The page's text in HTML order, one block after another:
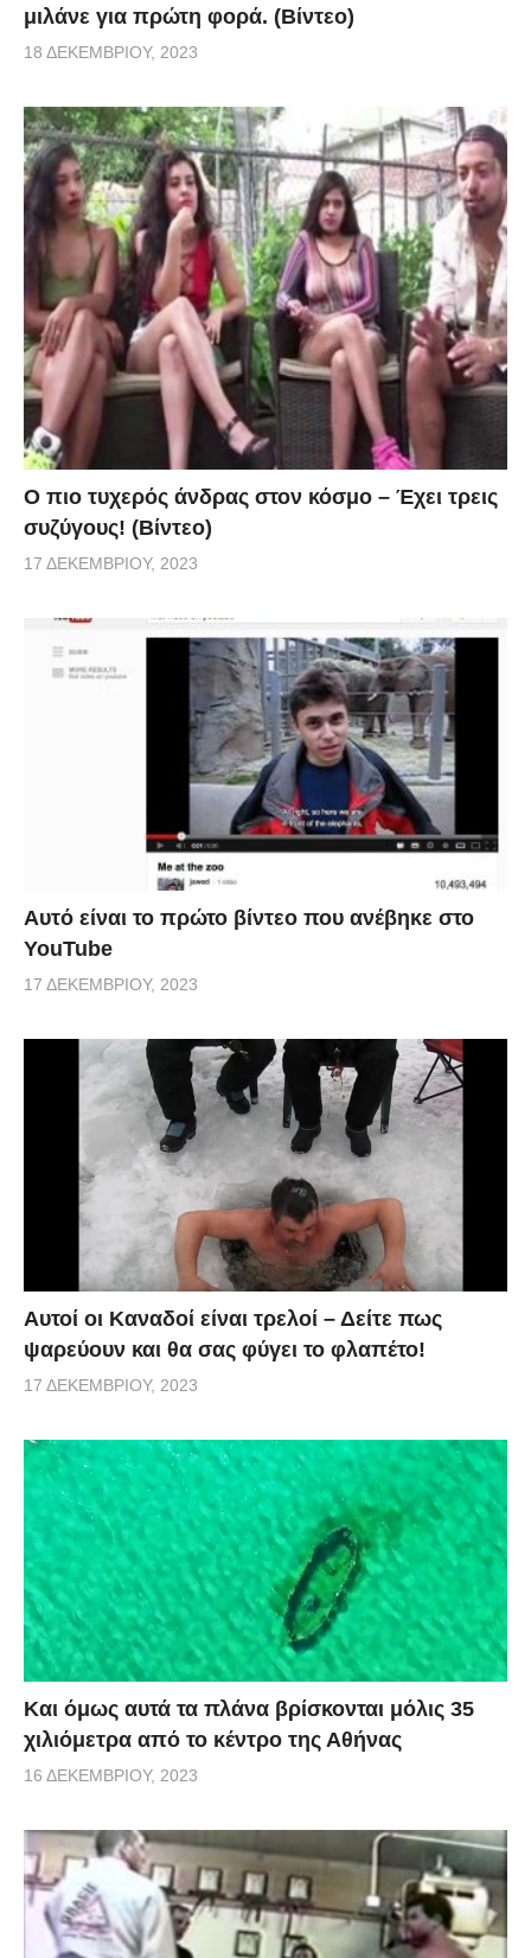
μιλάνε για πρώτη φορά. (Βίντεο)
18 ΔΕΚΕΜΒΡΊΟΥ, 2023
Ο πιο τυχερός άνδρας στον κόσμο – Έχει τρεις
συζύγους! (Βίντεο)
17 ΔΕΚΕΜΒΡΊΟΥ, 2023
Αυτό είναι το πρώτο βίντεο που ανέβηκε στο
YouTube
17 ΔΕΚΕΜΒΡΊΟΥ, 2023
Αυτοί οι Καναδοί είναι τρελοί – Δείτε πως
ψαρεύουν και θα σας φύγει το φλαπέτο!
17 ΔΕΚΕΜΒΡΊΟΥ, 2023
Και όμως αυτά τα πλάνα βρίσκονται μόλις 35
χιλιόμετρα από το κέντρο της Αθήνας
16 ΔΕΚΕΜΒΡΊΟΥ, 2023